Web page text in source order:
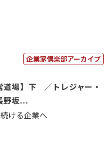
企業家倶楽部アーカイブ
道場】下 ／トレジャー・
野坂...
ける企業へ